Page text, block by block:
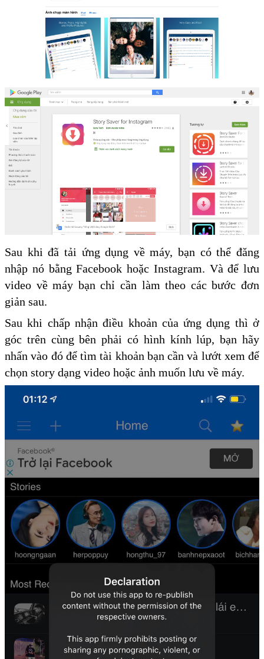
Sau khi đã tải ứng dụng về máy, bạn có thể đăng
nhập nó bằng Facebook hoặc Instagram. Và để lưu
video về máy bạn chỉ cần làm theo các bước đơn
giản sau.
Sau khi chấp nhận điều khoản của ứng dụng thì ở
góc trên cùng bên phải có hình kính lúp, bạn hãy
nhấn vào đó để tìm tài khoản bạn cần và lướt xem để
chọn story dạng video hoặc ảnh muốn lưu về máy.